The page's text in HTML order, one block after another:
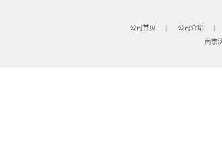
公司首页 | 公司介绍 |
南京